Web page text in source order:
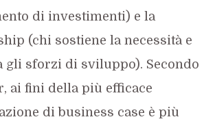
di investimenti) e la
(chi sostiene la necessità e
gli sforzi di sviluppo). Secondo
ai fini della più efficace
di business case è più